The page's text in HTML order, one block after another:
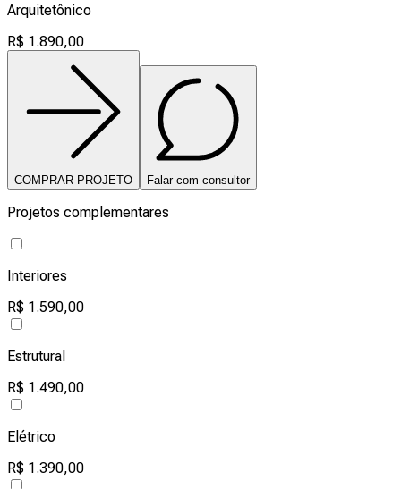
Arquitetônico
R$ 1.890,00
COMPRAR PROJETO Falar com consultor
Projetos complementares
Interiores
R$ 1.590,00
Estrutural
R$ 1.490,00
Elétrico
R$ 1.390,00